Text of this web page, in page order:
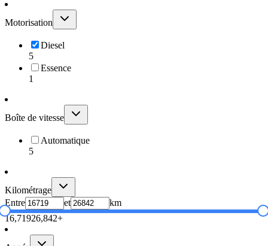
Motorisation
Diesel
5
Essence
1
Boîte de vitesse
Automatique
5
Kilométrage
Entre
et
km
16,71926,842+